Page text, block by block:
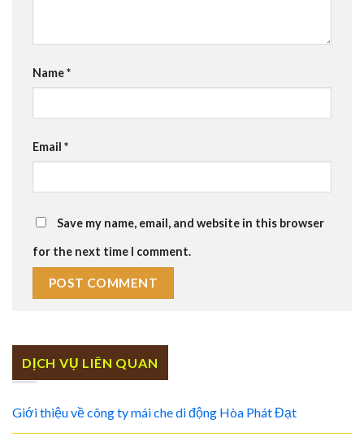
Name*
Email *
Save my name, email, and website in this browser
for the next time I comment.
DỊCH VỤ LIÊN QUAN
Giới thiệu về công ty mái che di động Hòa Phát Đạt